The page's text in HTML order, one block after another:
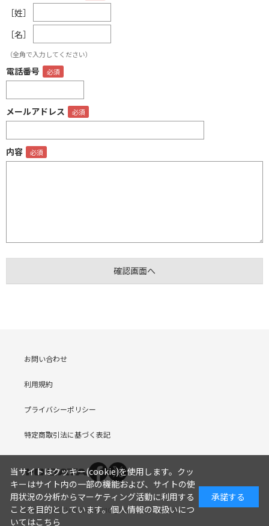
［姓］
［名］
（全角で入力してください）
電話番号
メールアドレス
内容
お問い合わせ
利用規約
プライバシーポリシー
特定商取引法に基づく表記
COPYRIGHT (C) I-O DATA DEVICE, INC. Since 2005.9.19
当サイトはクッキー(cookie)を使用します。クッ
キーはサイト内の一部の機能および、サイトの使
用状況の分析からマーケティング活動に利用する
ことを目的としています。個人情報の取扱いにつ
いてはこちら
承諾する